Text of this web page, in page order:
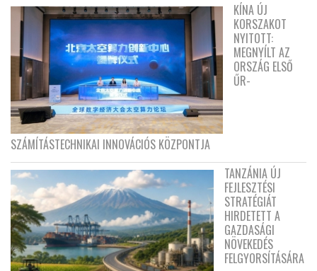
KÍNA ÚJ
KORSZAKOT
NYITOTT:
MEGNYÍLT AZ
ORSZÁG ELSŐ
ŰR-
SZÁMÍTÁSTECHNIKAI INNOVÁCIÓS KÖZPONTJA
TANZÁNIA ÚJ
FEJLESZTÉSI
STRATÉGIÁT
HIRDETETT A
GAZDASÁGI
NÖVEKEDÉS
FELGYORSÍTÁSÁRA